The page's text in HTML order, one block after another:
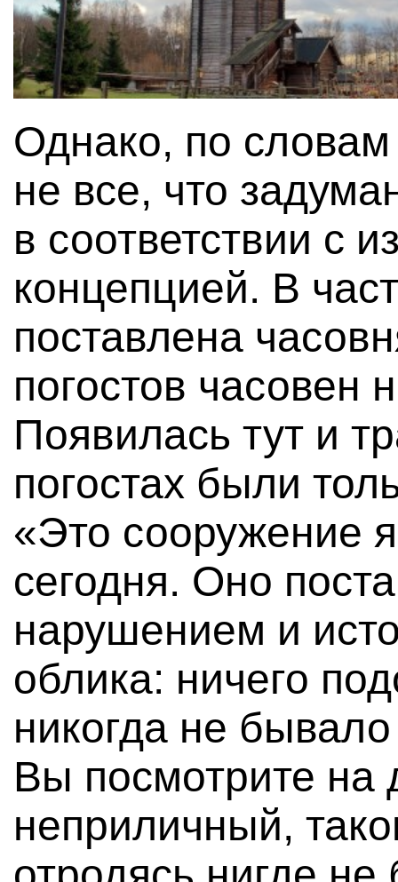
Однако, по
не все, что
в соответствии с
концепцией. В
поставлена
погостов часовен
Появилась тут и
погостах были
«Это сооружение
сегодня. Оно
нарушением и
облика: ничего
никогда не
Вы посмотрите
неприличный,